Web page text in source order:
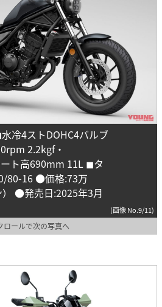
冷4ストDOHC4バルブ
2.2kgf・
ト高690mm 11L ◼︎タ
80-16 ●価格:73万
●発売日:2025年3月
(画像 No.9/11)
ロールで次の写真へ